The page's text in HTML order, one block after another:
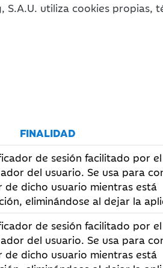
utiliza cookies propias,
FINALIDAD
de sesión facilitado por
del usuario. Se usa para
dicho usuario mientras está
eliminándose al dejar la
de sesión facilitado por
del usuario. Se usa para
dicho usuario mientras está